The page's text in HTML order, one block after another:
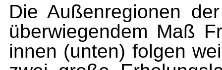
Die Außenregionen
überwiegendem Maß
innen (unten) folgen